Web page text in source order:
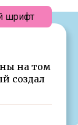
на том
создал
шрифт